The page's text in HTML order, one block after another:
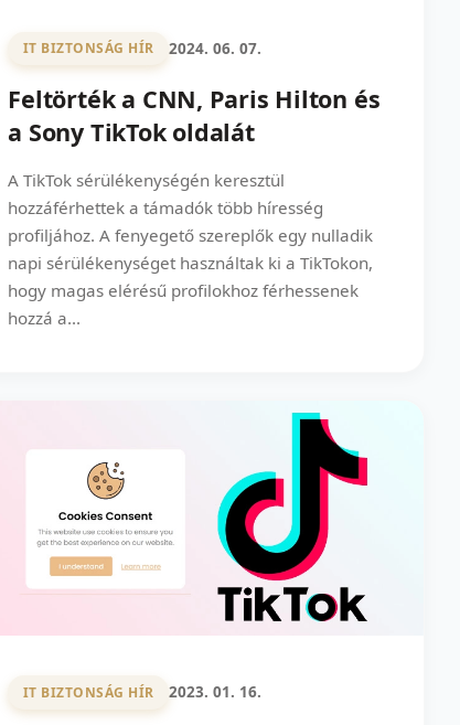
IT BIZTONSÁG HÍR 2024. 06. 07.
Feltörték a CNN, Paris Hilton és
a Sony TikTok oldalát
A TikTok sérülékenységén keresztül
hozzáférhettek a támadók több híresség
profiljához. A fenyegető szereplők egy nulladik
napi sérülékenységet használtak ki a TikTokon,
hogy magas elérésű profilokhoz férhessenek
hozzá a...
IT BIZTONSÁG HÍR 2023. 01. 16.